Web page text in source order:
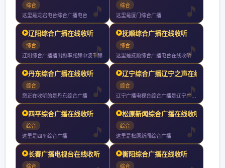
综合
这里是龙岩电台综合广播电台
综合
这里是厦门综合广播
辽阳综合广播在线收听
综合
辽阳综合广播播出频率兆赫中波千赫
抚顺综合广播在线收听
综合
这里是抚顺综合广播电台在线收听
丹东综合广播在线收听
综合
您正在收听的是丹东综合广播
辽宁综合广播辽宁之声在线
综合
辽宁广播电视台综合广播是辽宁广播电视台第一套广播节目覆盖全省
四平综合广播在线收听
综合
这里是四平综合广播
松原新闻综合广播在线收听
综合
这里是松原新闻综合广播
长春广播电视台在线收听
综合
衡阳综合广播在线收听
综合